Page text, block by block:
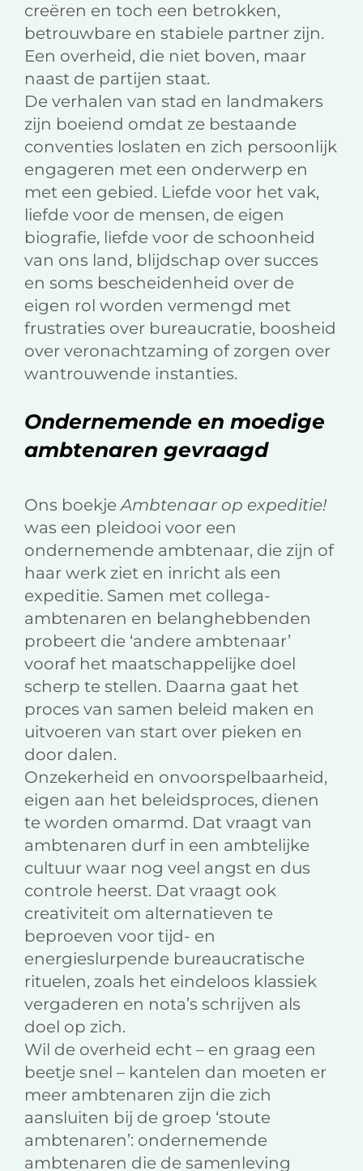
creëren en toch een betrokken,
betrouwbare en stabiele partner zijn.
Een overheid, die niet boven, maar
naast de partijen staat.
De verhalen van stad en landmakers
zijn boeiend omdat ze bestaande
conventies loslaten en zich persoonlijk
engageren met een onderwerp en
met een gebied. Liefde voor het vak,
liefde voor de mensen, de eigen
biografie, liefde voor de schoonheid
van ons land, blijdschap over succes
en soms bescheidenheid over de
eigen rol worden vermengd met
frustraties over bureaucratie, boosheid
over veronachtzaming of zorgen over
wantrouwende instanties.
Ondernemende en moedige
ambtenaren gevraagd
Ons boekjeAmbtenaar op expeditie!
was een pleidooi voor een
ondernemende ambtenaar, die zijn of
haar werk ziet en inricht als een
expeditie. Samen met collega-
ambtenaren en belanghebbenden
probeert die ‘andere ambtenaar’
vooraf het maatschappelijke doel
scherp te stellen. Daarna gaat het
proces van samen beleid maken en
uitvoeren van start over pieken en
door dalen.
Onzekerheid en onvoorspelbaarheid,
eigen aan het beleidsproces, dienen
te worden omarmd. Dat vraagt van
ambtenaren durf in een ambtelijke
cultuur waar nog veel angst en dus
controle heerst. Dat vraagt ook
creativiteit om alternatieven te
beproeven voor tijd- en
energieslurpende bureaucratische
rituelen, zoals het eindeloos klassiek
vergaderen en nota’s schrijven als
doel op zich.
Wil de overheid echt – en graag een
beetje snel – kantelen dan moeten er
meer ambtenaren zijn die zich
aansluiten bij de groep ‘stoute
ambtenaren’: ondernemende
ambtenaren die de samenleving